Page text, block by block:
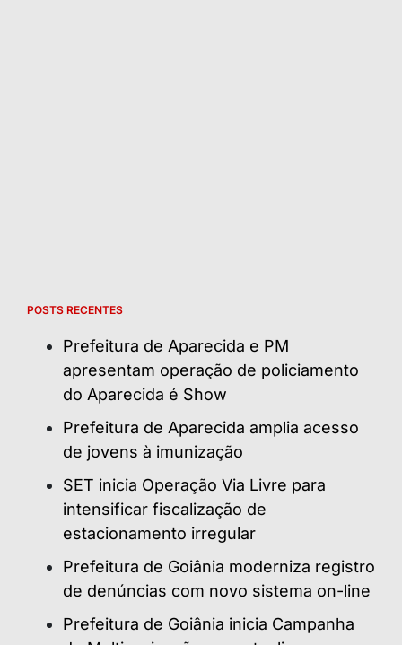
POSTS RECENTES
Prefeitura de Aparecida e PM
apresentam operação de policiamento
do Aparecida é Show
Prefeitura de Aparecida amplia acesso
de jovens à imunização
SET inicia Operação Via Livre para
intensificar fiscalização de
estacionamento irregular
Prefeitura de Goiânia moderniza registro
de denúncias com novo sistema on-line
Prefeitura de Goiânia inicia Campanha